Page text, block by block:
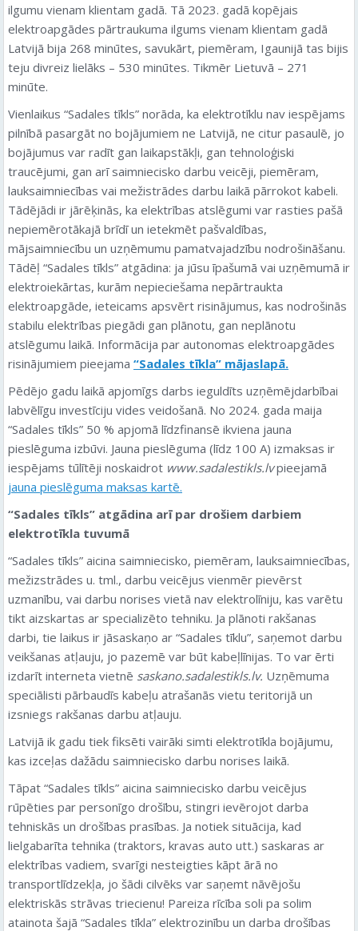
ilgumu vienam klientam gadā. Tā 2023. gadā kopējais
elektroapgādes pārtraukuma ilgums vienam klientam gadā
Latvijā bija 268 minūtes, savukārt, piemēram, Igaunijā tas bijis
teju divreiz lielāks – 530 minūtes. Tikmēr Lietuvā – 271
minūte.
Vienlaikus “Sadales tīkls” norāda, ka elektrotīklu nav iespējams
pilnībā pasargāt no bojājumiem ne Latvijā, ne citur pasaulē, jo
bojājumus var radīt gan laikapstākļi, gan tehnoloģiski
traucējumi, gan arī saimniecisko darbu veicēji, piemēram,
lauksaimniecības vai mežistrādes darbu laikā pārrokot kabeli.
Tādējādi ir jārēķinās, ka elektrības atslēgumi var rasties pašā
nepiemērotākajā brīdī un ietekmēt pašvaldības,
mājsaimniecību un uzņēmumu pamatvajadzību nodrošināšanu.
Tādēļ “Sadales tīkls” atgādina: ja jūsu īpašumā vai uzņēmumā ir
elektroiekārtas, kurām nepieciešama nepārtraukta
elektroapgāde, ieteicams apsvērt risinājumus, kas nodrošinās
stabilu elektrības piegādi gan plānotu, gan neplānotu
atslēgumu laikā. Informācija par autonomas elektroapgādes
risinājumiem pieejama “Sadales tīkla” mājaslapā.
Pēdējo gadu laikā apjomīgs darbs ieguldīts uzņēmējdarbībai
labvēlīgu investīciju vides veidošanā. No 2024. gada maija
“Sadales tīkls” 50 % apjomā līdzfinansē ikviena jauna
pieslēguma izbūvi. Jauna pieslēguma (līdz 100 A) izmaksas ir
iespējams tūlītēji noskaidrot www.sadalestikls.lvpieejamā
jauna pieslēguma maksas kartē.
“Sadales tīkls” atgādina arī par drošiem darbiem
elektrotīkla tuvumā
“Sadales tīkls” aicina saimniecisko, piemēram, lauksaimniecības,
mežizstrādes u. tml., darbu veicējus vienmēr pievērst
uzmanību, vai darbu norises vietā nav elektrolīniju, kas varētu
tikt aizskartas ar specializēto tehniku. Ja plānoti rakšanas
darbi, tie laikus ir jāsaskaņo ar “Sadales tīklu”, saņemot darbu
veikšanas atļauju, jo pazemē var būt kabeļlīnijas. To var ērti
izdarīt interneta vietnē saskano.sadalestikls.lv. Uzņēmuma
speciālisti pārbaudīs kabeļu atrašanās vietu teritorijā un
izsniegs rakšanas darbu atļauju.
Latvijā ik gadu tiek fiksēti vairāki simti elektrotīkla bojājumu,
kas izceļas dažādu saimniecisko darbu norises laikā.
Tāpat “Sadales tīkls” aicina saimniecisko darbu veicējus
rūpēties par personīgo drošību, stingri ievērojot darba
tehniskās un drošības prasības. Ja notiek situācija, kad
lielgabarīta tehnika (traktors, kravas auto utt.) saskaras ar
elektrības vadiem, svarīgi nesteigties kāpt ārā no
transportlīdzekļa, jo šādi cilvēks var saņemt nāvējošu
elektriskās strāvas triecienu! Pareiza rīcība soli pa solim
atainota šajā “Sadales tīkla” elektrozinību un darba drošības